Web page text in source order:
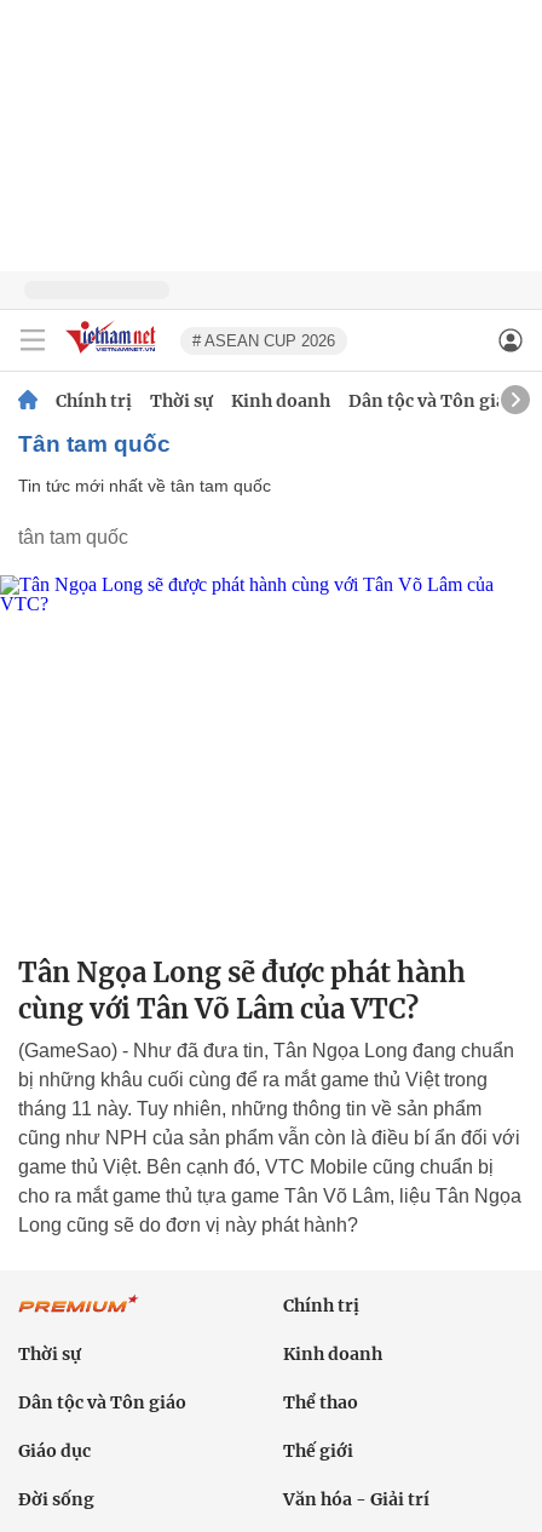
# ASEAN CUP 2026
Chính trị Thời sự Kinh doanh Dân tộc và Tôn giáo
tân tam quốc
Tin tức mới nhất về tân tam quốc
tân tam quốc
Tân Ngọa Long sẽ được phát hành
cùng với Tân Võ Lâm của VTC?
(GameSao) - Như đã đưa tin, Tân Ngọa Long đang chuẩn
bị những khâu cuối cùng để ra mắt game thủ Việt trong
tháng 11 này. Tuy nhiên, những thông tin về sản phẩm
cũng như NPH của sản phẩm vẫn còn là điều bí ẩn đối với
game thủ Việt. Bên cạnh đó, VTC Mobile cũng chuẩn bị
cho ra mắt game thủ tựa game Tân Võ Lâm, liệu Tân Ngọa
Long cũng sẽ do đơn vị này phát hành?
Chính trị
Thời sự Kinh doanh
Dân tộc và Tôn giáo Thể thao
Giáo dục Thế giới
Đời sống Văn hóa - Giải trí